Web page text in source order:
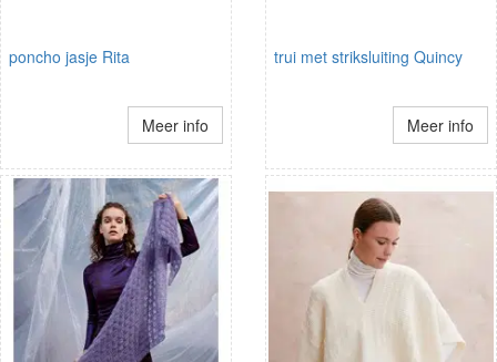
poncho jasje Rita
Meer info
trui met striksluiting Quincy
Meer info